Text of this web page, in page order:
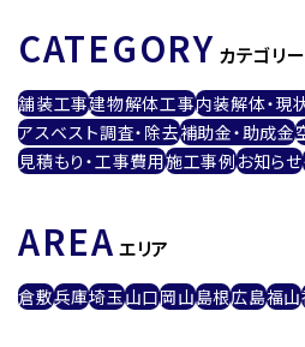
CATEGORY カテゴリー
舗装工事建物解体工事内装解体・現
アスベスト調査・除去補助金・助成金
見積もり・工事費用施工事例お知らせ
AREA エリア
倉敷兵庫埼玉山口岡山島根広島福山